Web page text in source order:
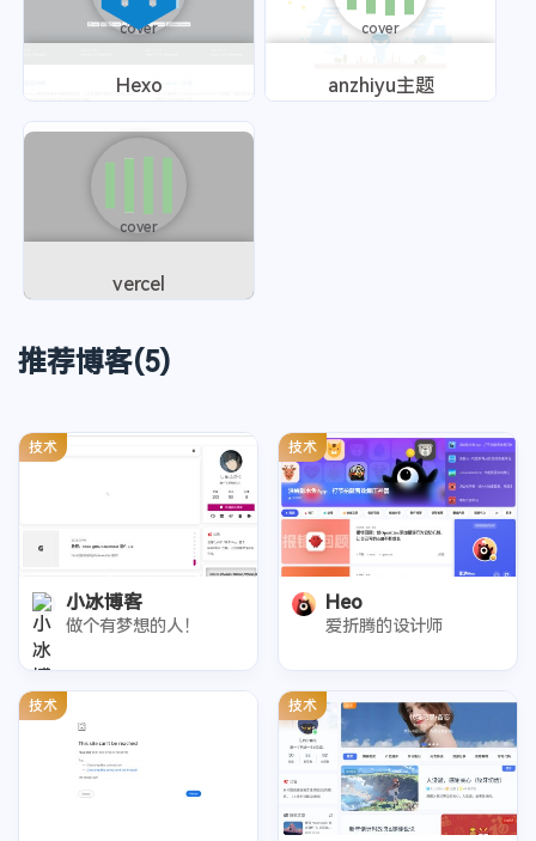
cover
Hexo
cover
anzhiyu主题
cover
vercel
推荐博客(5)
技术
小冰博客
做个有梦想的人！
技术
Heo
爱折腾的设计师
技术 技术